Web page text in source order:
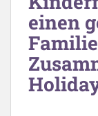
einen